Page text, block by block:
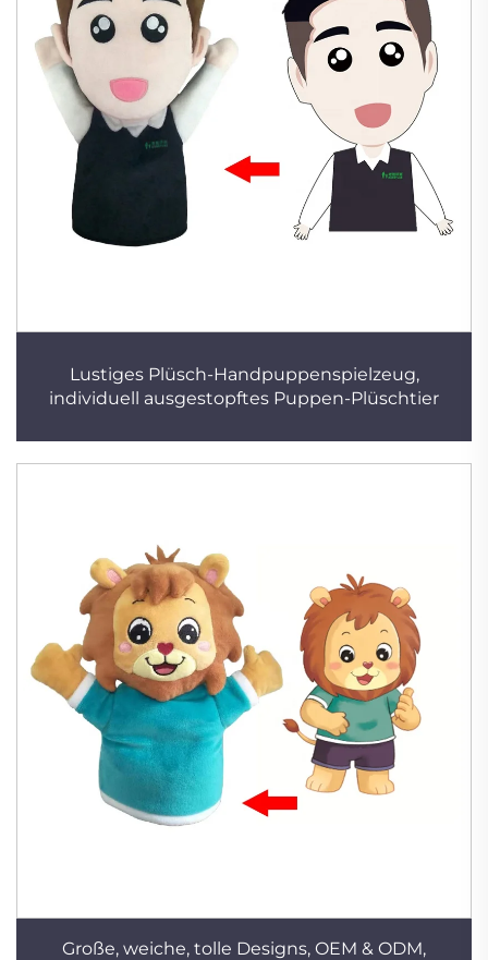
Lustiges Plüsch-Handpuppenspielzeug,
individuell ausgestopftes Puppen-Plüschtier
Große, weiche, tolle Designs, OEM & ODM,